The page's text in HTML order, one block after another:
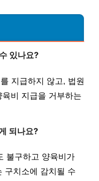
있나요?
지급하지 않고, 법원
비 지급을 거부하는
되나요?
불구하고 양육비가
구치소에 감치될 수